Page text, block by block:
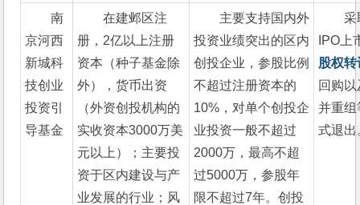
南
京河西
新城科
技创业
投资引
导基金
在建邺区注
册，2亿以上注册
资本（种子基金除
外），货币出资
（外资创投机构的
实收资本3000万美
元以上）；主要投
资于区内建设与产
业发展的行业；风
主要支持国内外
投资业绩突出的区内
创投企业，参股比例
不超过注册资本的
10%，对单个创投企
业投资一般不超过
2000万，最高不超
过5000万，参股年
限不超过7年。创投
采
IPO上
股权转
回购
并重组
式退出